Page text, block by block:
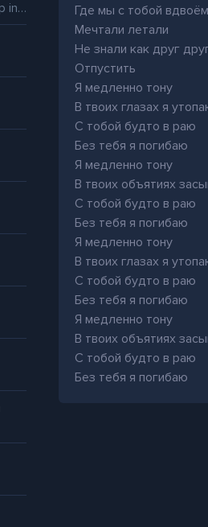
Nasty x Sexyback (If he all up in my money i ain't having that)
Где мы с тобой вдвоём
Мечтали летали
Не знали как друг
Отпустить
Я медленно тону
В твоих глазах я
С тобой будто в раю
Без тебя я погибаю
Я медленно тону
В твоих объятиях
С тобой будто в раю
Без тебя я погибаю
Я медленно тону
В твоих глазах я
С тобой будто в раю
Без тебя я погибаю
Я медленно тону
В твоих объятиях
С тобой будто в раю
Без тебя я погибаю